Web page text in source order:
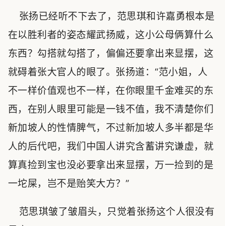
张扬已经听不下去了，范思琪和许嘉勇根本是
在以胜利者的姿态耀武扬威，这小公母俩算什么
东西？勾搭就勾搭了，偏偏还要拿出来显摆，这
就碍着张大官人的眼了。张扬道：“范小姐，人
不一样价值观也不一样，在你眼里千金难买的东
西，在别人眼里可能是一钱不值，我不清楚你们
新加坡人的性情脾气，不过新加坡人多半都是华
人的后代吧，我们中国人讲究含蓄讲究谦虚，就
算真捡到宝也没必要拿出来显摆，万一捡到的是
一坨屎，岂不是贻笑大方？”
范思琪皱了皱眉头，只觉着张扬这个人很没有